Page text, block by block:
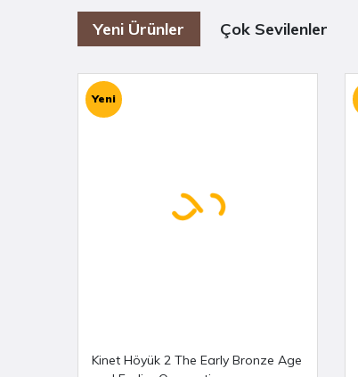
Yeni Ürünler Çok Sevilenler
Yeni
Kinet Höyük 2 The Early Bronze Age